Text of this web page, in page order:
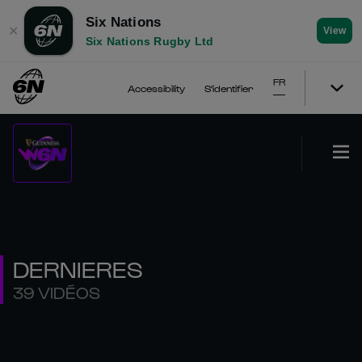
✕
Six Nations
Six Nations Rugby Ltd
View
Accessibility S'identifier
FR
DERNIERES
39 VIDÉOS